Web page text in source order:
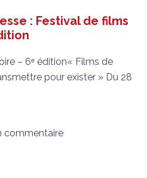
: Festival de films
– 6ᵉ édition« Films de
pour exister » Du 28
commentaire